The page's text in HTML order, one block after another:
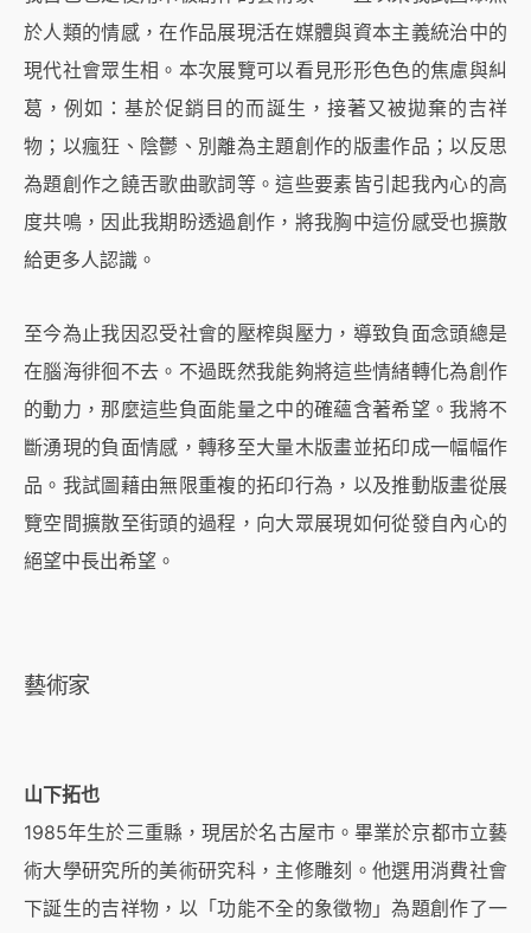
於人類的情感，在作品展現活在媒體與資本主義統治中的
現代社會眾生相。本次展覽可以看見形形色色的焦慮與糾
葛，例如：基於促銷目的而誕生，接著又被拋棄的吉祥
物；以瘋狂、陰鬱、別離為主題創作的版畫作品；以反思
為題創作之饒舌歌曲歌詞等。這些要素皆引起我內心的高
度共鳴，因此我期盼透過創作，將我胸中這份感受也擴散
給更多人認識。
至今為止我因忍受社會的壓榨與壓力，導致負面念頭總是
在腦海徘徊不去。不過既然我能夠將這些情緒轉化為創作
的動力，那麼這些負面能量之中的確蘊含著希望。我將不
斷湧現的負面情感，轉移至大量木版畫並拓印成一幅幅作
品。我試圖藉由無限重複的拓印行為，以及推動版畫從展
覽空間擴散至街頭的過程，向大眾展現如何從發自內心的
絕望中長出希望。
藝術家
山下拓也
1985年生於三重縣，現居於名古屋市。畢業於京都市立藝
術大學研究所的美術研究科，主修雕刻。他選用消費社會
下誕生的吉祥物，以「功能不全的象徵物」為題創作了一